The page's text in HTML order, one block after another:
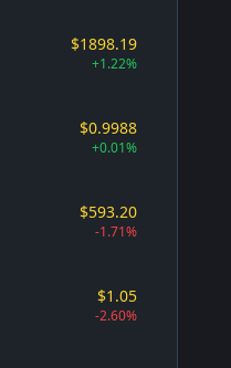
$1898.19
+1.22%
$0.9988
+0.01%
$593.20
-1.71%
$1.05
-2.60%